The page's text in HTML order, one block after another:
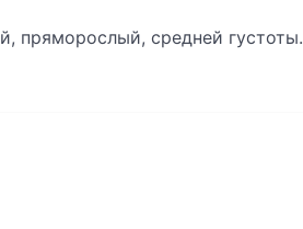
пряморослый, средней густоты.